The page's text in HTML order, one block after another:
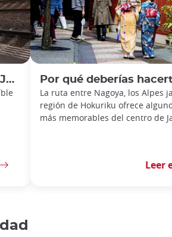
Por qué deberías hacerte con el Takayama-
La ruta entre Nagoya, los Alpes
región de Hokuriku ofrece
más memorables del centro de
Leer